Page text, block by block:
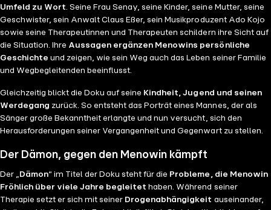
Umfeld zu Wort. Seine Frau Senay, seine Kinder, seine Mutter, seine
Geschwister, sein Anwalt Claus Eßer, sein Musikproduzent Ado Kojo
sowie seine Therapeutinnen und Therapeuten schildern ihre Sicht auf
die Situation. Ihre Aussagen ergänzen Menowins persönliche
Geschichte und zeigen, wie sein Weg auch das Leben seiner Familie
und Wegbegleitenden beeinflusst.
Gleichzeitig blickt die Doku auf seine Kindheit, Jugend und seinen
Werdegang zurück. So entsteht das Porträt eines Mannes, der als
Sänger große Bekanntheit erlangte und nun versucht, sich den
Herausforderungen seiner Vergangenheit und Gegenwart zu stellen.
Der Dämon, gegen den Menowin kämpft
Der „ Dämon“ im Titel der Doku steht für die Probleme, die Menowin
Fröhlich über viele Jahre begleitet haben. Während seiner
Therapie setzt er sich mit seiner Drogenabhängigkeit auseinander,